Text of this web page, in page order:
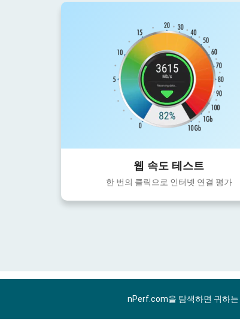
웹 속도 테스트
한 번의 클릭으로 인터넷 연결 평가
nPerf.com을 탐색하면 귀하는